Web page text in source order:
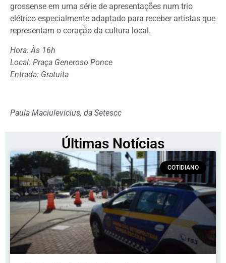
grossense em uma série de apresentações num trio
elétrico especialmente adaptado para receber artistas que
representam o coração da cultura local.
Hora: Às 16h
Local: Praça Generoso Ponce
Entrada: Gratuita
Paula Maciulevicius, da Setescc
Últimas Notícias
COTIDIANO